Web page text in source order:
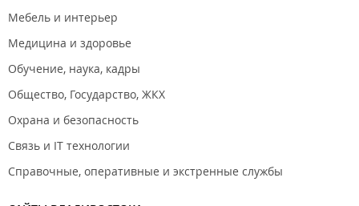
Мебель и интерьер
Медицина и здоровье
Обучение, наука, кадры
Общество, Государство, ЖКХ
Охрана и безопасность
Связь и IT технологии
Справочные, оперативные и экстренные службы